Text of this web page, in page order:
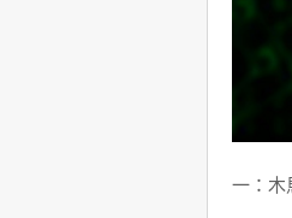
一：木